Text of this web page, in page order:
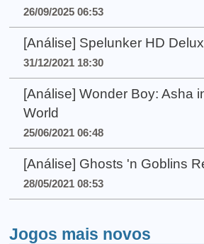
26/09/2025 06:53
[Análise] Spelunker HD
31/12/2021 18:30
[Análise] Wonder Boy: Asha
World
25/06/2021 06:48
[Análise] Ghosts 'n Goblins
28/05/2021 08:53
Jogos mais novos